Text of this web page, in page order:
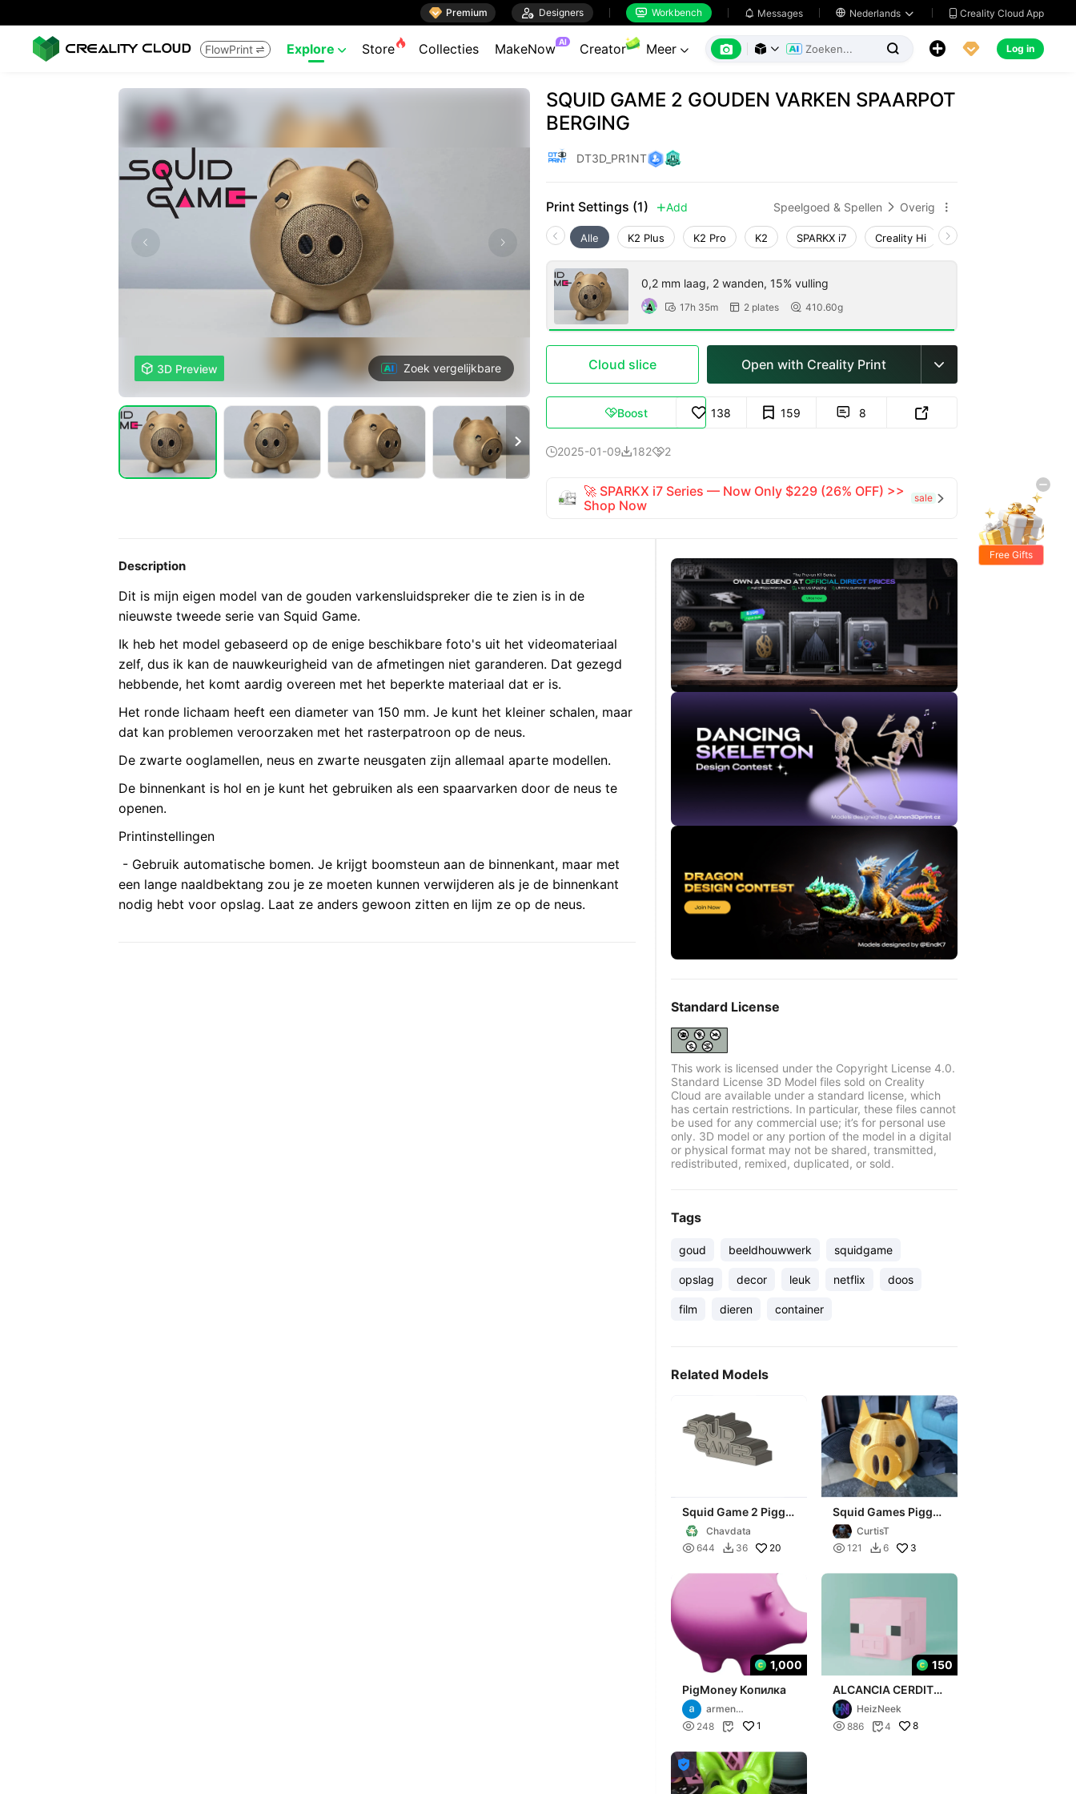
 Premium  Designers  Workbench  Messages  Nederlands   Creality Cloud App
FlowPrint  Explore  Store Collecties MakeNow AI Creator Meer        Log in
 3D Preview Zoek vergelijkbare

SQUID GAME 2 GOUDEN VARKEN SPAARPOT
BERGING
DT3D_PR1NT
Print Settings (1) Add Speelgoed & Spellen  Overig 
Alle K2 Plus K2 Pro K2 SPARKX i7 Creality Hi K1 Max 2025_CFS-C
0,2 mm laag, 2 wanden, 15% vulling
 17h 35m  2 plates  410.60g
Cloud slice Open with Creality Print 
Boost 138 159  8 
2025-01-091822
🚀 SPARKX i7 Series — Now Only $229 (26% OFF) >>
Shop Now
sale 
Description
Dit is mijn eigen model van de gouden varkensluidspreker die te zien is in de
nieuwste tweede serie van Squid Game.
Ik heb het model gebaseerd op de enige beschikbare foto's uit het videomateriaal
zelf, dus ik kan de nauwkeurigheid van de afmetingen niet garanderen. Dat gezegd
hebbende, het komt aardig overeen met het beperkte materiaal dat er is.
Het ronde lichaam heeft een diameter van 150 mm. Je kunt het kleiner schalen, maar
dat kan problemen veroorzaken met het rasterpatroon op de neus.
De zwarte ooglamellen, neus en zwarte neusgaten zijn allemaal aparte modellen.
De binnenkant is hol en je kunt het gebruiken als een spaarvarken door de neus te
openen.
Printinstellingen
- Gebruik automatische bomen. Je krijgt boomsteun aan de binnenkant, maar met
een lange naaldbektang zou je ze moeten kunnen verwijderen als je de binnenkant
nodig hebt voor opslag. Laat ze anders gewoon zitten en lijm ze op de neus.
Standard License
This work is licensed under the Copyright License 4.0.
Standard License 3D Model files sold on Creality
Cloud are available under a standard license, which
has certain restrictions. In particular, these files cannot
be used for any commercial use; it’s for personal use
only. 3D model or any portion of the model in a digital
or physical format may not be shared, transmitted,
redistributed, remixed, duplicated, or sold.
Tags
goud beeldhouwwerk squidgame
opslag decor leuk netflix doos
film dieren container
Related Models
Squid Game 2 Piggy
BankChavdata
 644  36 20
Squid Games Piggy
Bank / Lolly Bucket
CurtisT
 121  6 3
1,000
PigMoney Копилка
armen
hovhannisyan
 248  1
150
ALCANCIA CERDITO
(MINECRAFT)
HeizNeek
 886 4 8

Free Gifts